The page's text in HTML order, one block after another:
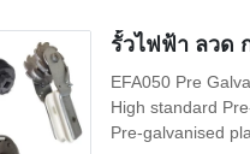
รั้วไฟฟ้า ลวด
EFA050 Pre
High standard
Pre-galvanised